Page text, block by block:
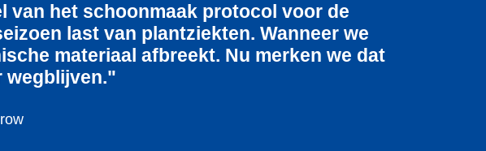
van het schoonmaak protocol voor de
last van plantziekten. Wanneer we
materiaal afbreekt. Nu merken we dat
wegblijven."